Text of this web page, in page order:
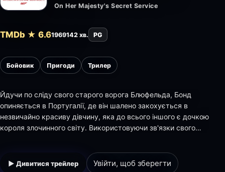
On Her Majesty's Secret Service
TMDb ★ 6.61969142 хв. PG
Бойовик Пригоди Трилер
Йдучи по сліду свого старого ворога Блюфельда, Бонд
опиняється в Португалії, де він шалено закохується в
незвичайно красиву дівчину, яка до всього іншого є дочкою
короля злочинного світу. Використовуючи зв'язки свого
новий смертоносний вірус. Кохана…
▶ Дивитися трейлер Увійти, щоб зберегти